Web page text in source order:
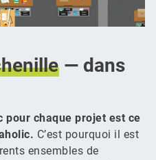
— dans
pour chaque projet est ce
C’est pourquoi il est
ensembles de